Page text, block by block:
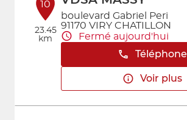
10
23.45
km
boulevard Gabriel Peri
91170 VIRY CHATILLON
Fermé aujourd'hui
Téléphone
Voir plus